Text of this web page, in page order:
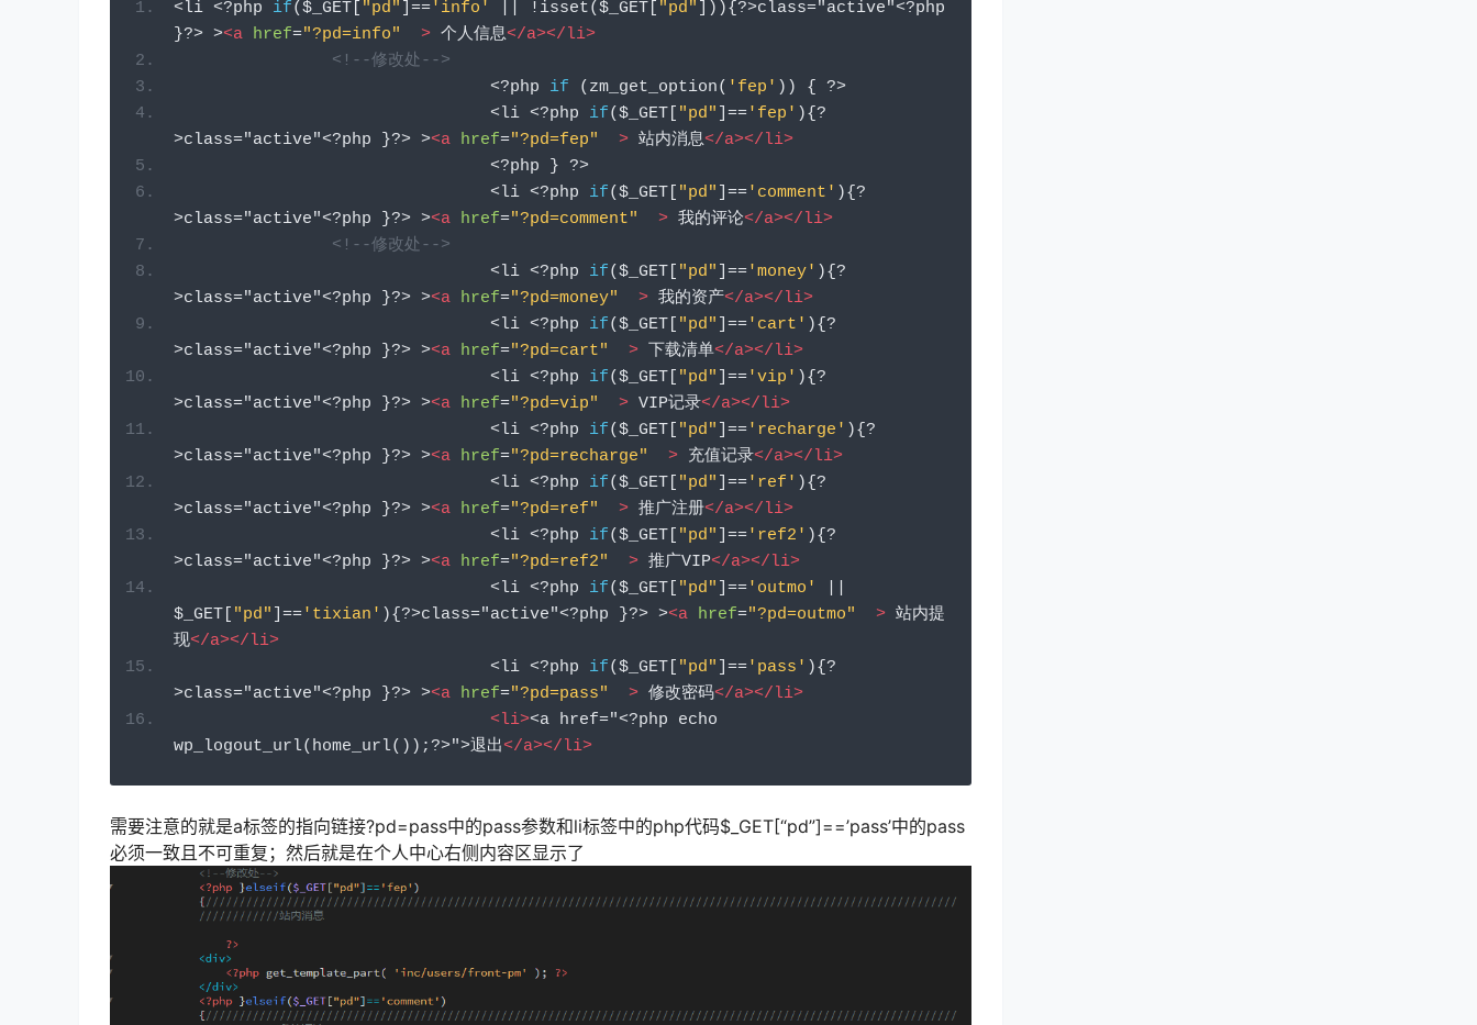
<li <?php if($_GET "pd" ]=='info' ! isset($_GET "pd" ])){?>class="active"<?
}?> ><a href="?pd=info" > 个人信息</a></li>
<!--修改处-->
<?php if ( zm_get_option( 'fep' )) {
?>
				<li
<?php if($_GET "pd" ]=='fep' ){?
>class="active"<?php }?> ><a href="?pd=fep" > 站内消息</a></li>
<?php } ?>
				<li
<?php if($_GET "pd" ]=='comment' ){?
>class="active"<?php }?> ><a href="?pd=comment" > 我的评论</a></li>
<!--修改处-->
				<li
<?php if($_GET "pd" ]=='money' ){?
>class="active"<?php }?> ><a href="?pd=money" > 我的资产</a></li>
				<li
<?php if($_GET "pd" ]=='cart' ){?
>class="active"<?php }?> ><a href="?pd=cart" > 下载清单</a></li>
				<li
<?php if($_GET "pd" ]=='vip' ){?
>class="active"<?php }?> ><a href="?pd=vip" > VIP记录</a></li>
				<li
<?php if($_GET "pd" ]=='recharge' ){?
>class="active"<?php }?> ><a href="?pd=recharge" > 充值记录</a></li>
				<li
<?php if($_GET "pd" ]=='ref' ){?
>class="active"<?php }?> ><a href="?pd=ref" > 推广注册</a></li>
				<li
<?php if($_GET "pd" ]=='ref2' ){?
>class="active"<?php }?> ><a href="?pd=ref2" > 推广VIP</a></li>
				<li
<?php if($_GET "pd" ]=='outmo'
$_GET
"pd" ]=='tixian' ){?>class="active"<?php }?> ><a href="?pd=outmo" > 站内提
现</a></li>
				<li
<?php if($_GET "pd" ]=='pass' ){?
>class="active"<?php }?> ><a href="?pd=pass" > 修改密码</a></li>
<li><a href="<?php echo
wp_logout_url( home_url());?>">退出</a></li>
需要注意的就是a标签的指向链接?pd=pass中的pass参数和li标签中的php代码$_GET[“pd”]==’pass’中的pass
必须一致且不可重复；然后就是在个人中心右侧内容区显示了